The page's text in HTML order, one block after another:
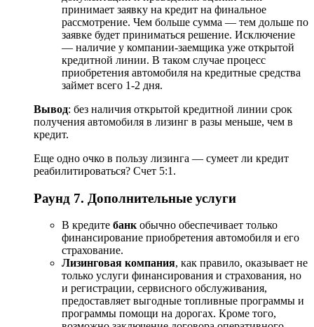
принимает заявку на кредит на финальное
рассмотрение. Чем больше сумма — тем дольше по
заявке будет приниматься решение. Исключение
— наличие у компании-заемщика уже открытой
кредитной линии. В таком случае процесс
приобретения автомобиля на кредитные средства
займет всего 1-2 дня.
Вывод: без наличия открытой кредитной линии срок
получения автомобиля в лизинг в разы меньше, чем в
кредит.
Еще одно очко в пользу лизинга — сумеет ли кредит
реабилитироваться? Счет 5:1.
Раунд 7. Дополнительные услуги
В кредите банк обычно обеспечивает только
финансирование приобретения автомобиля и его
страхование.
Лизинговая компания, как правило, оказывает не
только услуги финансирования и страхования, но
и регистрации, сервисного обслуживания,
предоставляет выгодные топливные программы и
программы помощи на дорогах. Кроме того,